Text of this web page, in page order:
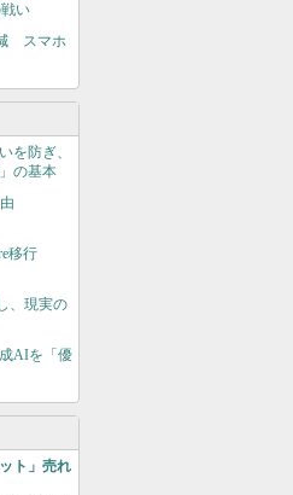
い
スマホ
を防ぎ、
の基本
移行
、現実の
AIを「優
ト」売れ